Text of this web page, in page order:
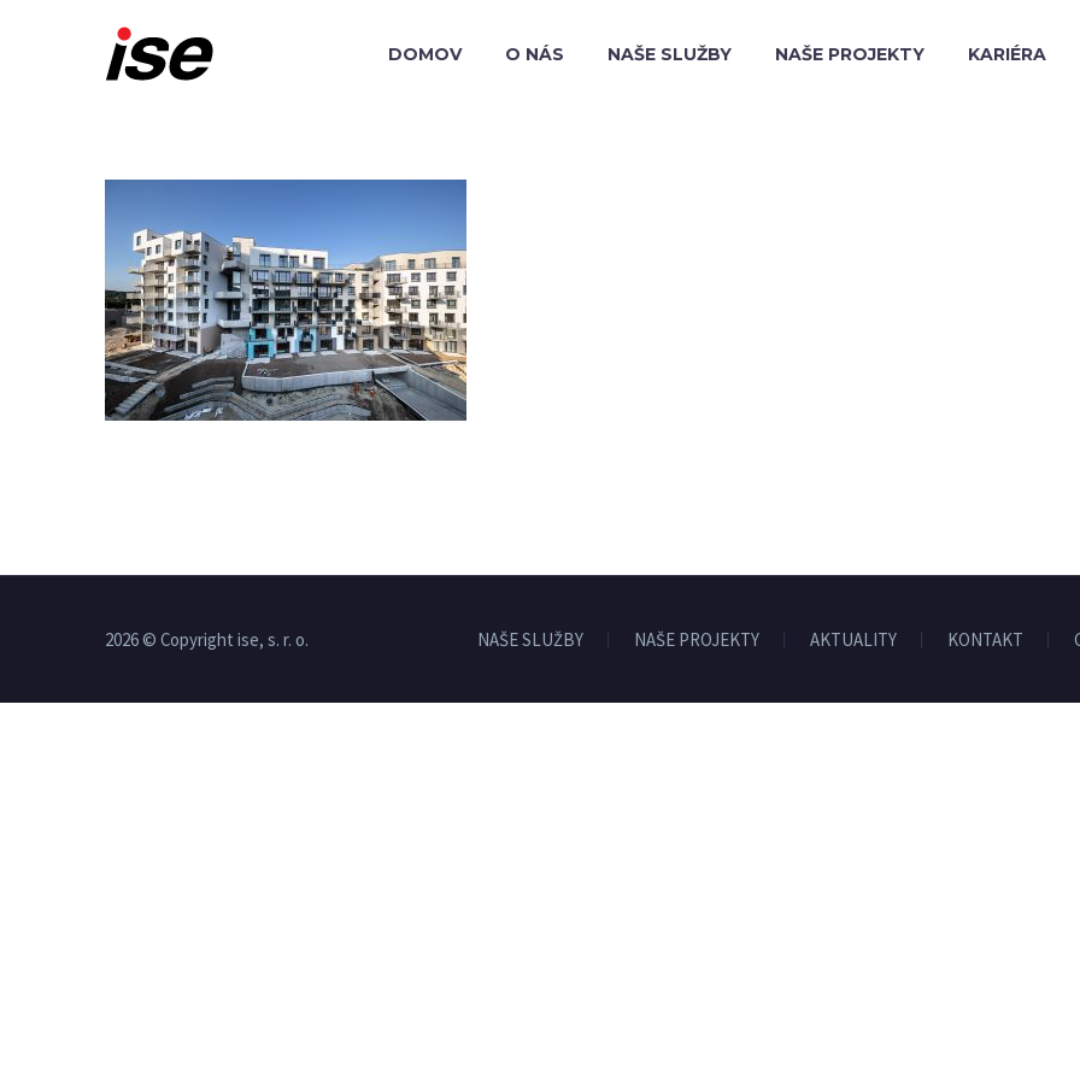
DOMOV O NÁS NAŠE SLUŽBY NAŠE PROJEKTY KARIÉRA
NAŠE SLUŽBY NAŠE PROJEKTY AKTUALITY KONTAKT
2026 © Copyright ise, s. r. o.